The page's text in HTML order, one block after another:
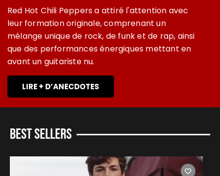
Red Hot Chili Peppers a attiré l'attention avec
leur formation originale, comprenant un
mélange unique de rock, de funk et de rap, ainsi
que des performances énergiques mettant en
avant un guitariste nu.
LIRE + D’ANECDOTES
Best sellers